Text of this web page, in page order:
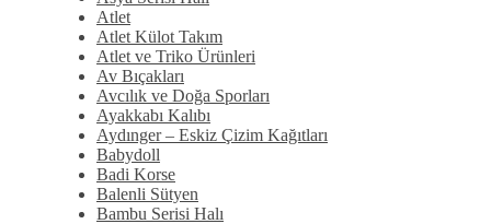
Atlet
Atlet Külot Takım
Atlet ve Triko Ürünleri
Av Bıçakları
Avcılık ve Doğa Sporları
Ayakkabı Kalıbı
Aydınger – Eskiz Çizim Kağıtları
Babydoll
Badi Korse
Balenli Sütyen
Bambu Serisi Halı